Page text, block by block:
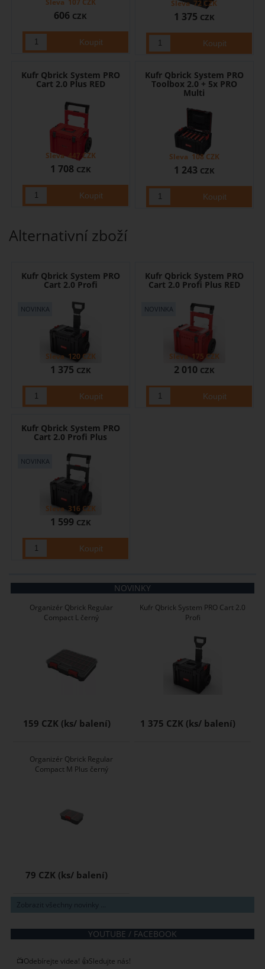
606 CZK 1 375 CZK
Sleva 72 CZK
Kufr Qbrick System PRO
Cart 2.0 Plus RED
1 708 CZK
Sleva 447 CZK
Kufr Qbrick System PRO
Toolbox 2.0 + 5x PRO
Multi
1 243 CZK
Sleva 108CZK
Alternativní zboží
Kufr Qbrick System PRO
Cart 2.0 Profi
1 375 CZK
Sleva 120CZK
Kufr Qbrick System PRO
Cart 2.0 Profi Plus RED
2 010 CZK
Sleva 175CZK
Kufr Qbrick System PRO
Cart 2.0 Profi Plus
1 599 CZK
Sleva 316 CZK
NOVINKY
Organizér Qbrick Regular
Compact L černý
159 CZK
Kufr Qbrick System PRO Cart 2.0
Profi
1 375 CZK
Organizér Qbrick Regular
Compact M Plus černý
79 CZK
Zobrazit všechny novinky ...
YOUTUBE / FACEBOOK
📺Odebírejte videa! 👍Sledujte nás!